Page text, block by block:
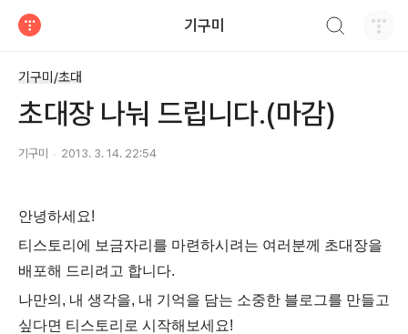
기구미
기구미/초대
초대장 나눠 드립니다.(마감)
기구미 2013. 3. 14. 22:54
안녕하세요!
티스토리에 보금자리를 마련하시려는 여러분께 초대장을
배포해 드리려고 합니다.
나만의, 내 생각을, 내 기억을 담는 소중한 블로그를 만들고
싶다면 티스토리로 시작해보세요!